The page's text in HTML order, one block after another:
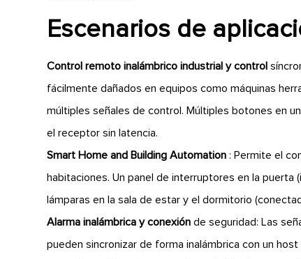
Escenarios de
Control remoto inalámbrico industrial y control
fácilmente dañados en equipos como máquinas
múltiples señales de control. Múltiples botones en
el receptor sin latencia.
Smart Home and Building Automation : Permite el
habitaciones. Un panel de interruptores en la
lámparas en la sala de estar y el dormitorio
Alarma inalámbrica y conexión de seguridad: Las
pueden sincronizar de forma inalámbrica con un